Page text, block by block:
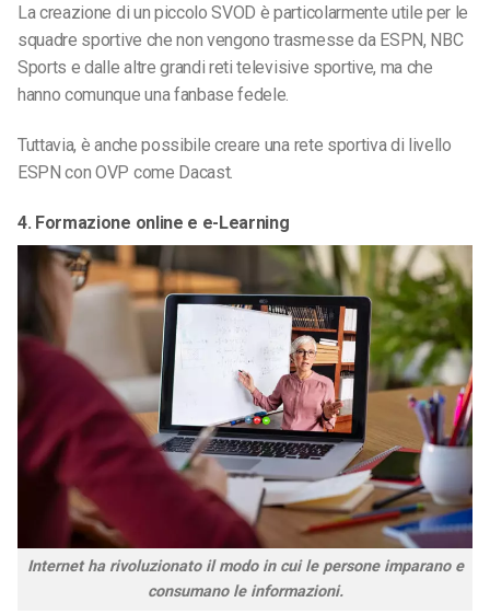
La creazione di un piccolo SVOD è particolarmente utile per le
squadre sportive che non vengono trasmesse da ESPN, NBC
Sports e dalle altre grandi reti televisive sportive, ma che
hanno comunque una fanbase fedele.
Tuttavia, è anche possibile creare una rete sportiva di livello
ESPN con OVP come Dacast.
4. Formazione online e e-Learning
Internet ha rivoluzionato il modo in cui le persone imparano e
consumano le informazioni.